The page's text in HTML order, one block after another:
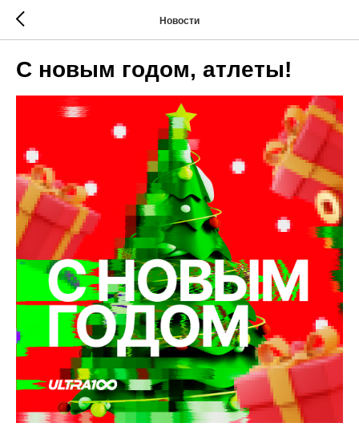
Новости
С новым годом, атлеты!